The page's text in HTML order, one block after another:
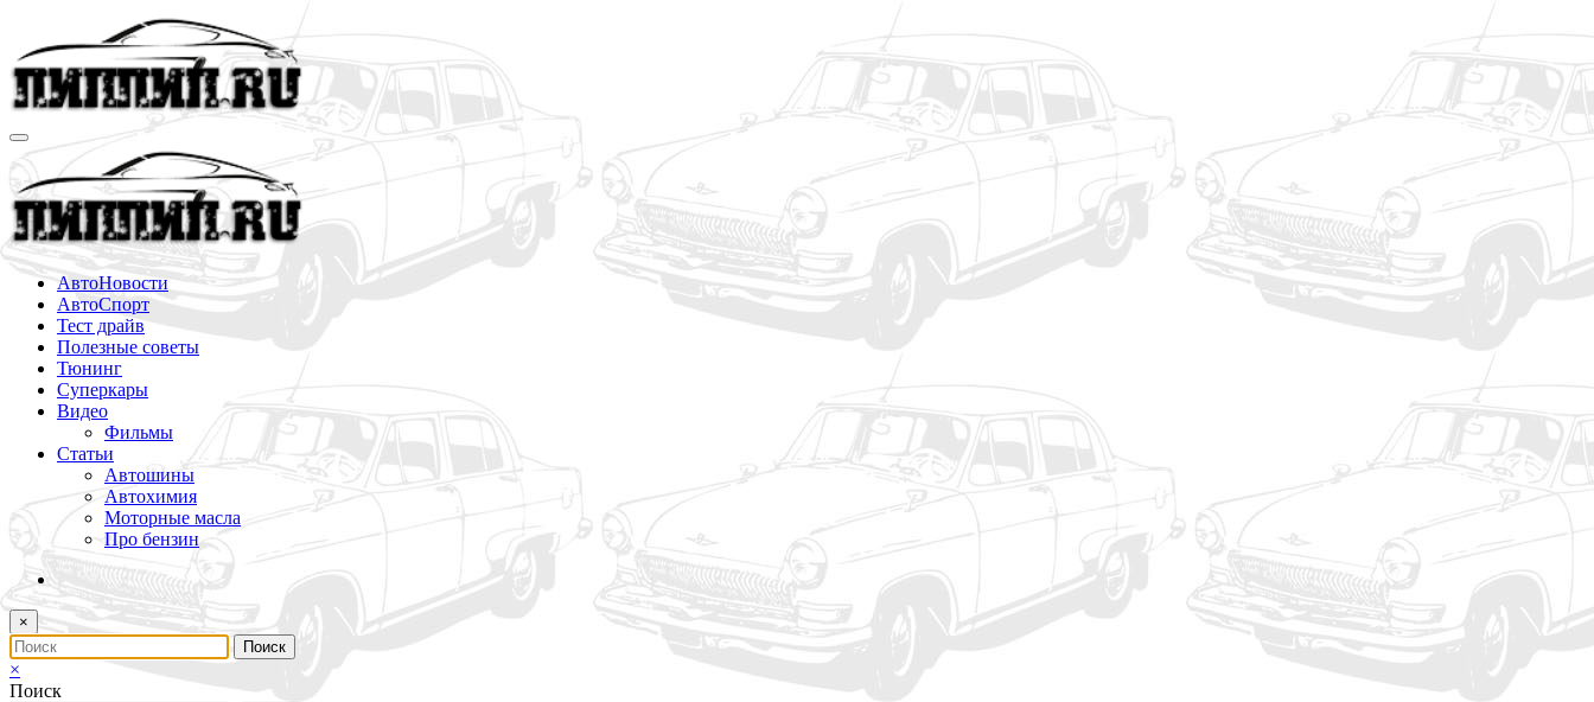
содержимому
АвтоНовости
АвтоСпорт
Тест драйв
Полезные советы
Тюнинг
Суперкары
Видео
Фильмы
Статьи
Автошины
Автохимия
Моторные масла
Про бензин
×
×
Поиск